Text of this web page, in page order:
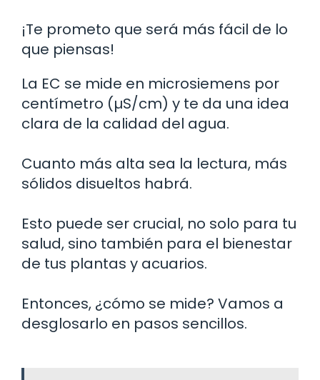
¡Te prometo que será más fácil de lo
que piensas!
La EC se mide en microsiemens por
centímetro (µS/cm) y te da una idea
clara de la calidad del agua.
Cuanto más alta sea la lectura, más
sólidos disueltos habrá.
Esto puede ser crucial, no solo para tu
salud, sino también para el bienestar
de tus plantas y acuarios.
Entonces, ¿cómo se mide? Vamos a
desglosarlo en pasos sencillos.